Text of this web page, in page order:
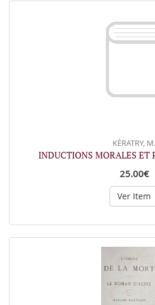
KÉRATRY, M.
INDUCTIONS MORALES ET
25.00€
Ver Item